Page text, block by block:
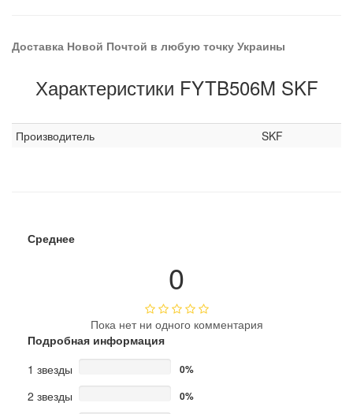
Доставка Новой Почтой в любую точку Украины
Характеристики FYTB506M SKF
Производитель SKF
Среднее
0
Пока нет ни одного комментария
Подробная информация
1 звезды
0%
2 звезды 0%